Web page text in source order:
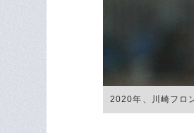
2020年、川崎フロ